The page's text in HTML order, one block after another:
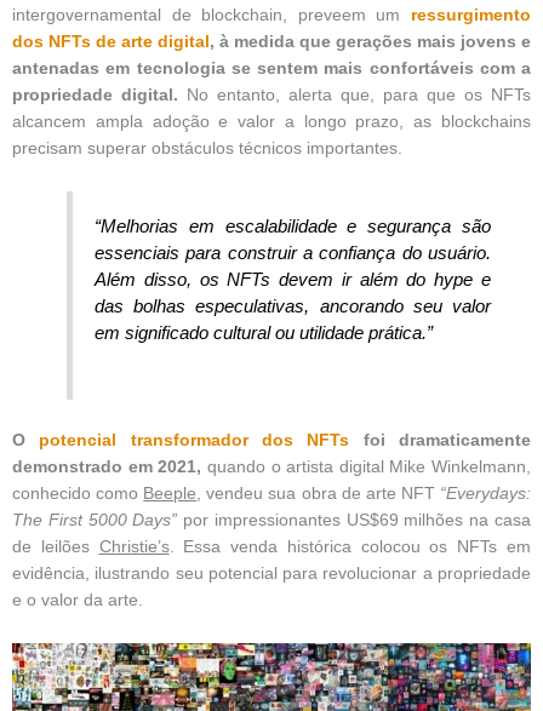
intergovernamental de blockchain, preveem um ressurgimento
dos NFTs de arte digital , à medida que gerações mais jovens e
antenadas em tecnologia se sentem mais confortáveis ​​com a
propriedade digital. No entanto, alerta que, para que os NFTs
alcancem ampla adoção e valor a longo prazo, as blockchains
precisam superar obstáculos técnicos importantes.
“Melhorias em escalabilidade e segurança são
essenciais para construir a confiança do usuário.
Além disso, os NFTs devem ir além do hype e
das bolhas especulativas, ancorando seu valor
em significado cultural ou utilidade prática.”
O potencial transformador dos NFTs foi dramaticamente
demonstrado em 2021, quando o artista digital Mike Winkelmann,
conhecido como Beeple , vendeu sua obra de arte NFT “Everydays:
The First 5000 Days” por impressionantes US$69 milhões na casa
de leilões Christie’s. Essa venda histórica colocou os NFTs em
evidência, ilustrando seu potencial para revolucionar a propriedade
e o valor da arte.